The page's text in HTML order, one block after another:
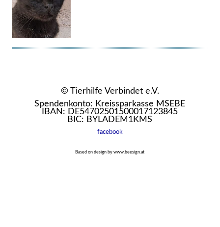
© Tierhilfe Verbindet e.V.
Spendenkonto: Kreissparkasse MSEBE
IBAN: DE54702501500017123845
BIC: BYLADEM1KMS
facebook
Based on design by www.beesign.at